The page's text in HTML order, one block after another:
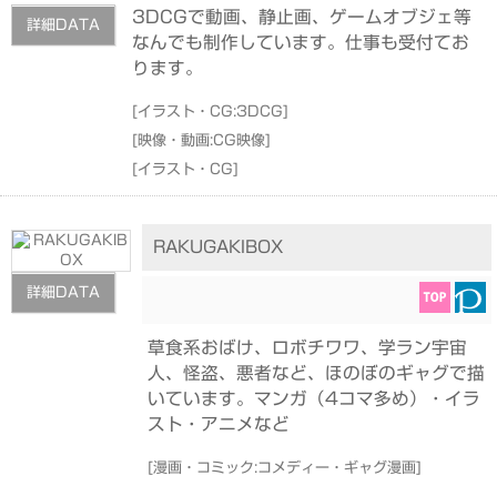
詳細DATA
3DCGで動画、静止画、ゲームオブジェ等
なんでも制作しています。仕事も受付てお
ります。
[イラスト・CG:3DCG]
[映像・動画:CG映像]
[イラスト・CG]
詳細DATA
RAKUGAKIBOX
草食系おばけ、ロボチワワ、学ラン宇宙
人、怪盗、悪者など、ほのぼのギャグで描
いています。マンガ（4コマ多め）・イラ
スト・アニメなど
[漫画・コミック:コメディー・ギャグ漫画]